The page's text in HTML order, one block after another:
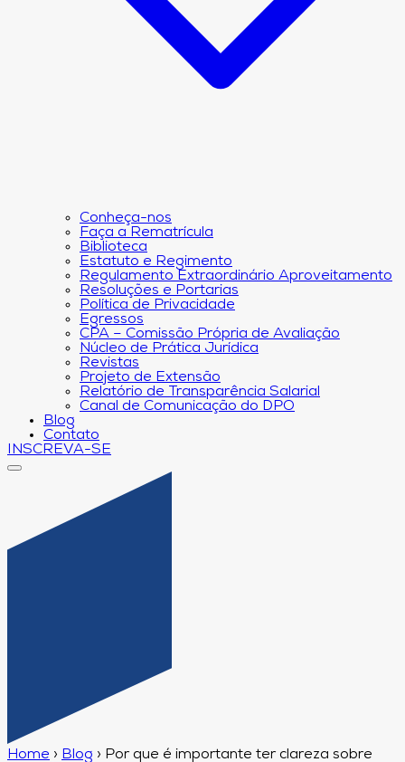
Conheça-nos
Faça a Rematrícula
Biblioteca
Estatuto e Regimento
Regulamento Extraordinário Aproveitamento
Resoluções e Portarias
Política de Privacidade
Egressos
CPA – Comissão Própria de Avaliação
Núcleo de Prática Jurídica
Revistas
Projeto de Extensão
Relatório de Transparência Salarial
Canal de Comunicação do DPO
Blog
Contato
INSCREVA-SE
Home › Blog › Por que é importante ter clareza sobre